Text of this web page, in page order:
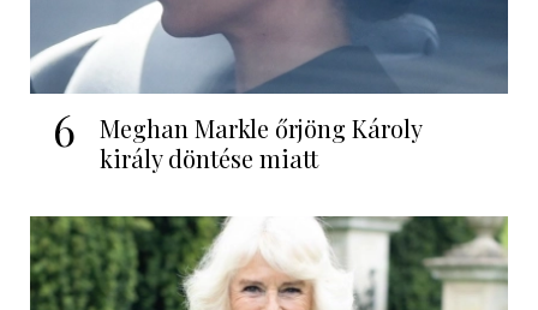
6
Meghan Markle őrjöng Károly
király döntése miatt